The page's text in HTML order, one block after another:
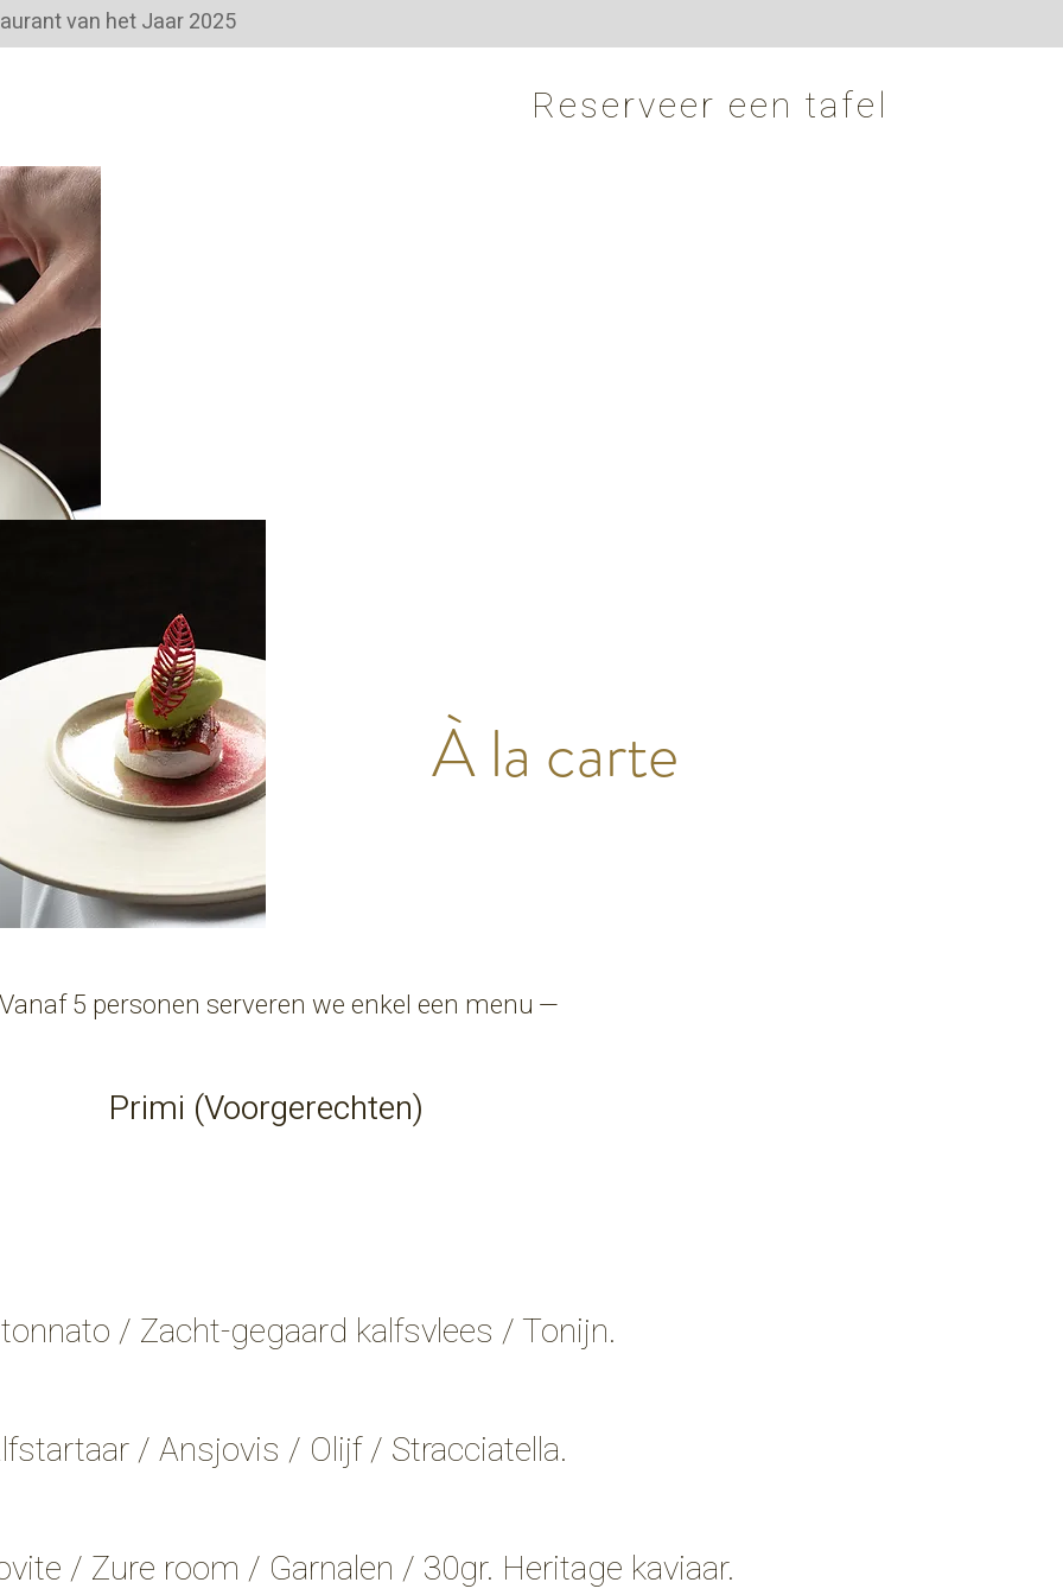
van het Jaar 2025
Reserveer een tafel
À la carte
5 personen serveren we enkel een menu —
Primi (Voorgerechten)
/ Zacht-gegaard kalfsvlees / Tonijn.
/ Ansjovis / Olijf / Stracciatella.
/ Zure room / Garnalen / 30gr. Heritage kaviaar.